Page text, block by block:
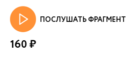
ПОСЛУШАТЬ ФРАГМЕНТ
160 ₽